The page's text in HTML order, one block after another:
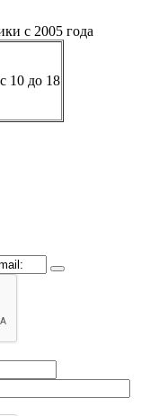
с 2005 года
10 до 18